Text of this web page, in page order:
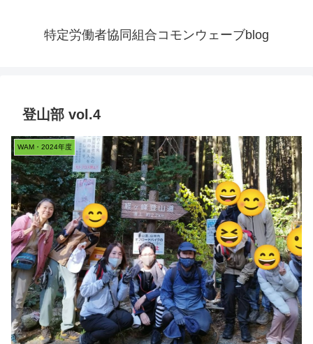
特定労働者協同組合コモンウェーブblog
登山部 vol.4
WAM・2024年度